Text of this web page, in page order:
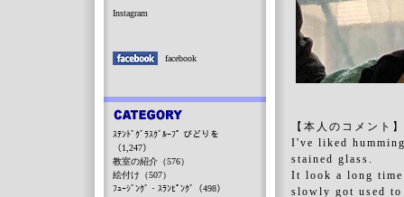
【本人のコメント】
I've liked
stained glass.
It look a long
slowly got used
Instagram
facebook
ｽﾃﾝﾄﾞｸﾞﾗｽｸﾞﾙｰﾌﾟ びどりを
（1,247）
教室の紹介（576）
絵付け（507）
ﾌｭｰｼﾞﾝｸﾞ・ｽﾗﾝﾋﾟﾝｸﾞ（498）